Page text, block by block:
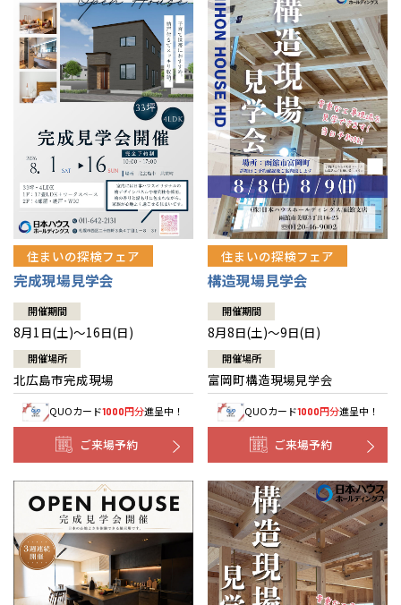
感謝訪問・長期保証
直営工事
1メーターモジュール
冷暖房標準装備
24時間対応コールセンター
デザイン賞各種受賞
セントラルヒーティング
理想の木材「檜」
平屋の家
外観・インテリア集
暮らし方提案
住まいのコラム
住まいのお手入れ集
選ばれる理由
リフォームの流れ
介護保険利用で快適リフォーム
賃貸併用住宅のメリット
安心のサポートシステム
展示場案内
分譲住宅・土地
分譲マンション
分譲マンション トップ
ワザックとは
高い信頼性
安心の管理体制
ギャラリー
会社情報
会社情報 トップ
ニュースリリース
代表ごあいさつ
企業理念
会社概要
事業部紹介
IR情報
木材調達指針
グループ会社紹介
お問い合わせ
会員サイト
住まいの探検フェア
完成現場見学会
開催期間
8月1日(土)～16日(日)
開催場所
北広島市完成現場
QUOカード1000円分進呈中！
ご来場予約
住まいの探検フェア
構造現場見学会
開催期間
8月8日(土)～9日(日)
開催場所
富岡町構造現場見学会
QUOカード1000円分進呈中！
ご来場予約